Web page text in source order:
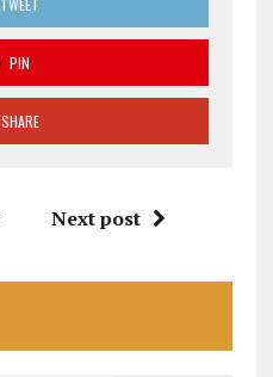
TWEET
PIN
SHARE
Next post